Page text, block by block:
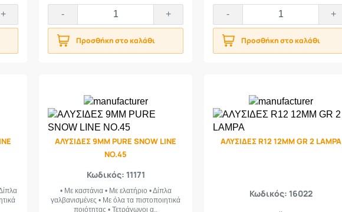
+ - +
Προσθήκη στο καλάθι
- +
Προσθήκη στο καλάθι
ΑΛΥΣΙΔΕΣ 9ΜΜ PURE SNOW LINE
NO.45
Κωδικός: 11171
• Με καστάνια • Με ελατήριο • Δίπλα
γαλβανισμένες • Με όλα τα πιστοποιητικά
ποιότητας • Τετράγωνοι α..
ΑΛΥΣΙΔΕΣ R12 12MM GR 2 LAMPA
Κωδικός: 16022